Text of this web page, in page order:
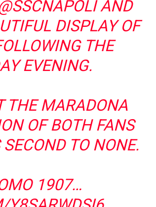
AND
DISPLAY OF
THE
EVENING.
THE MARADONA
OF BOTH FANS
TO NONE.
1907…